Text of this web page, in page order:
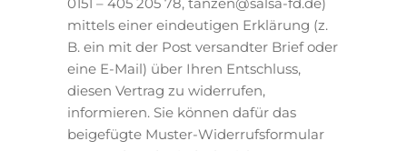
mittels einer eindeutigen Erklärung (z.
B. ein mit der Post versandter Brief oder
eine E-Mail) über Ihren Entschluss,
diesen Vertrag zu widerrufen,
informieren. Sie können dafür das
beigefügte Muster-Widerrufsformular